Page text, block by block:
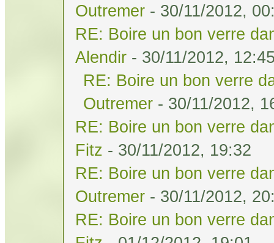
Outremer - 30/11/2012,
RE: Boire un bon verre
Alendir - 30/11/2012,
RE: Boire un bon verre
Outremer - 30/11/2012,
RE: Boire un bon verre
Fitz - 30/11/2012, 19:32
RE: Boire un bon verre
Outremer - 30/11/2012,
RE: Boire un bon verre